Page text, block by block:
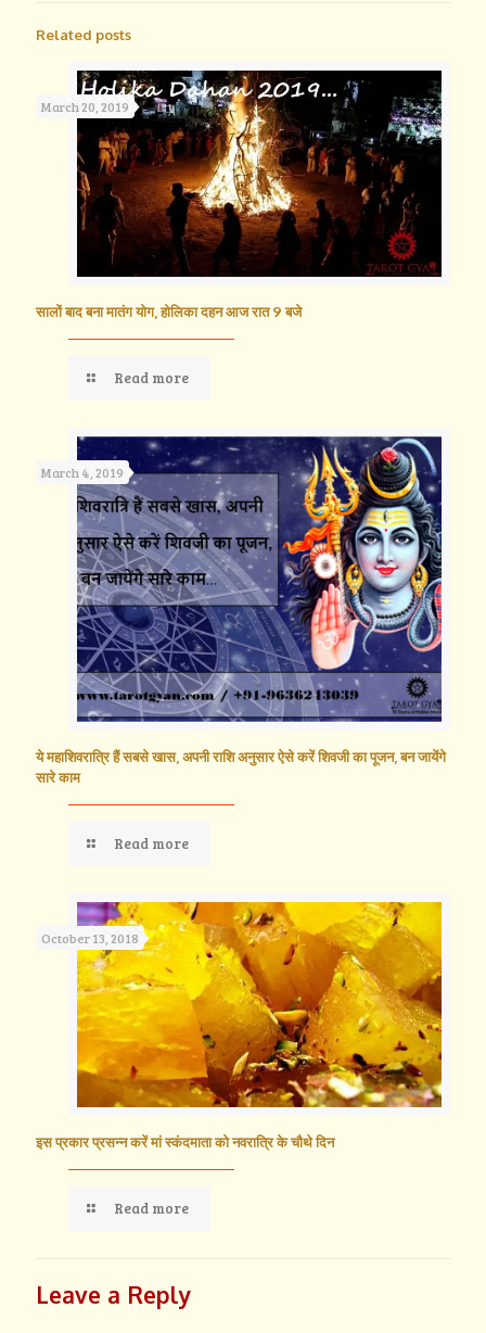
Related posts
March 20, 2019
सालों बाद बना मातंग योग, होलिका दहन आज रात 9 बजे
Read more
March 4, 2019
ये महाशिवरात्रि हैं सबसे खास, अपनी राशि अनुसार ऐसे करें शिवजी का पूजन, बन जायेंगे
सारे काम
Read more
October 13, 2018
इस प्रकार प्रसन्न करें मां स्कंदमाता को नवरात्रि के चौथे दिन
Read more
Leave a Reply